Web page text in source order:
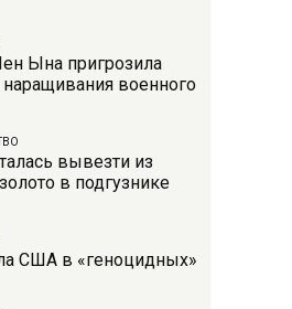
Ына пригрозила
военного
вывезти из
в подгузнике
США в «геноцидных»